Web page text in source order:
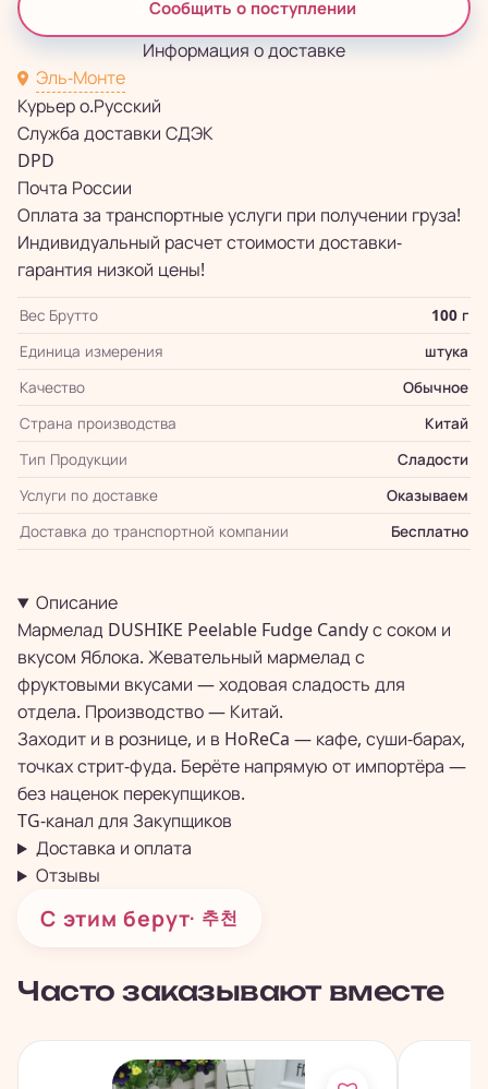
Сообщить о поступлении
Информация о доставке
Эль-Монте
Курьер о.Русский
Служба доставки СДЭК
DPD
Почта России
Оплата за транспортные услуги при получении груза!
Индивидуальный расчет стоимости доставки-
гарантия низкой цены!
Вес Брутто
100 г
Единица измерения
штука
Качество
Обычное
Страна производства
Китай
Тип Продукции
Сладости
Услуги по доставке
Оказываем
Доставка до транспортной компании
Бесплатно
Описание
Мармелад DUSHIKE Peelable Fudge Candy с соком и
вкусом Яблока. Жевательный мармелад с
фруктовыми вкусами — ходовая сладость для
отдела. Производство — Китай.
Заходит и в рознице, и в HoReCa — кафе, суши-барах,
точках стрит-фуда. Берёте напрямую от импортёра —
без наценок перекупщиков.
TG-канал для Закупщиков
Доставка и оплата
Отзывы
С этим берут· 추천
Часто заказывают вместе